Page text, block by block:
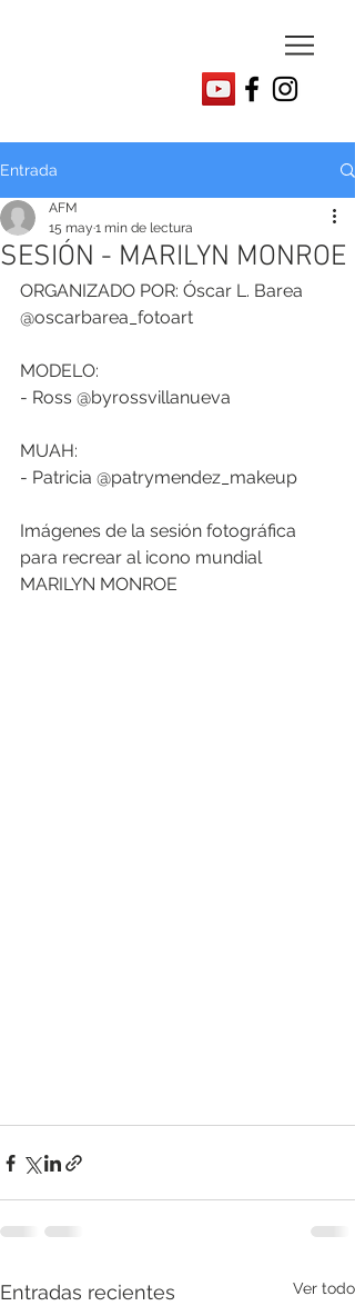
Entrada
SESIÓN - MARILYN MONROE
AFM
15 may 1 min de lectura
ORGANIZADO POR: Óscar L. Barea
@oscarbarea_fotoart
MODELO:
- Ross @byrossvillanueva
MUAH:
- Patricia @patrymendez_makeup
Imágenes de la sesión fotográfica
para recrear al icono mundial
MARILYN MONROE
Entradas recientes Ver todo